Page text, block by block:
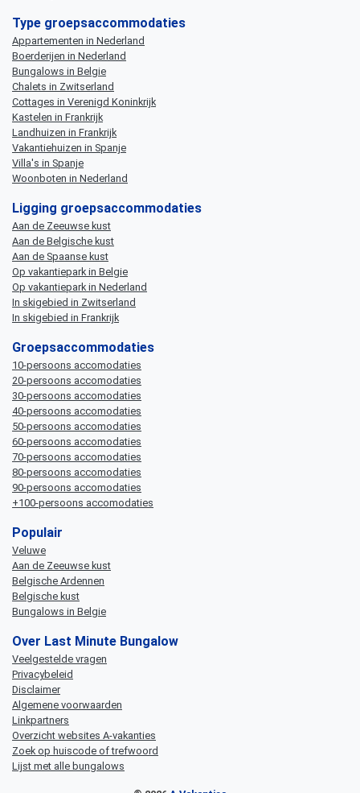
Type groepsaccommodaties
Appartementen in Nederland
Boerderijen in Nederland
Bungalows in Belgie
Chalets in Zwitserland
Cottages in Verenigd Koninkrijk
Kastelen in Frankrijk
Landhuizen in Frankrijk
Vakantiehuizen in Spanje
Villa's in Spanje
Woonboten in Nederland
Ligging groepsaccommodaties
Aan de Zeeuwse kust
Aan de Belgische kust
Aan de Spaanse kust
Op vakantiepark in Belgie
Op vakantiepark in Nederland
In skigebied in Zwitserland
In skigebied in Frankrijk
Groepsaccommodaties
10-persoons accomodaties
20-persoons accomodaties
30-persoons accomodaties
40-persoons accomodaties
50-persoons accomodaties
60-persoons accomodaties
70-persoons accomodaties
80-persoons accomodaties
90-persoons accomodaties
+100-persoons accomodaties
Populair
Veluwe
Aan de Zeeuwse kust
Belgische Ardennen
Belgische kust
Bungalows in Belgie
Over Last Minute Bungalow
Veelgestelde vragen
Privacybeleid
Disclaimer
Algemene voorwaarden
Linkpartners
Overzicht websites A-vakanties
Zoek op huiscode of trefwoord
Lijst met alle bungalows